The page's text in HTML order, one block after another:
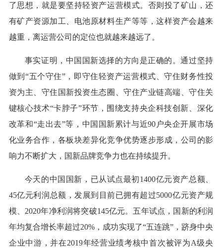
了思想，就是要坚持轻资产运营模式。否则投了矿山，还
有矿产资源加工、电池原材料生产等等，这样资产会越来
越重，离运营公司的定位也就越来越远了。
事实证明，中国国新选择的方向是正确的。通过坚持
做到“五个守住”，即守住轻资产运营模式、守住财务性投
资为主、守住国新投资生态圈、守住产业链高端、守住关
键核心技术“卡脖子”环节，围绕支持央企科技创新、深化
改革和“走出去”等，中国国新累计与近90户央企开展市场
化业务合作，各板块差异化竞争优势逐步形成，公司的影
响力不断扩大，国新品牌竞争力也在持续提升。
今天的中国国新，已从试点最初1400亿元资产总额、
45亿元利润总额，发展到目前已拥有超过5000亿元资产规
模、2020年净利润将突破145亿元。五年试点，国新的利润
年均复合增长率超过20%，成功实现了“五连跳”，跻身中央
企业中游，并在2019年经营业绩考核中首次被评为A级央